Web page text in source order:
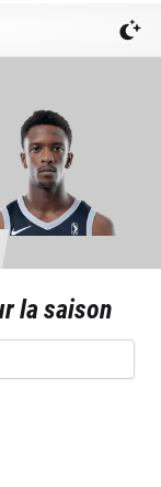
la saison